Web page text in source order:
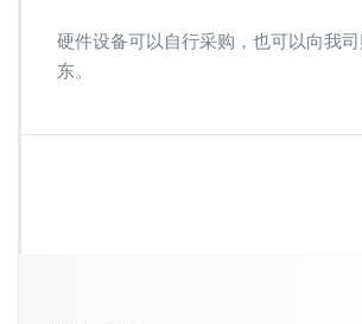
硬件设备可以自行采购，也可以向我
东。